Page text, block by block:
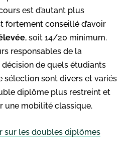
est d’autant plus
fortement conseillé d’avoir
, soit 14/20 minimum.
responsables de la
de quels étudiants
sélection sont divers et variés
diplôme plus restreint et
une mobilité classique.
sur les doubles diplômes